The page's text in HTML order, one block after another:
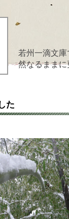
若州一滴文
然なるまま
た